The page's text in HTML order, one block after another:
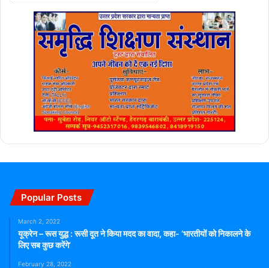
Popular Posts
March 2, 2022
यूक्रेन – रूस युद्ध : रूसी दूत ने किया मदद का वादा, कहा- ‘भारतीयों को निकालने के
लिए सब कुछ करेंगे’
February 28, 2022